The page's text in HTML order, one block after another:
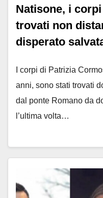
Natisone, i
trovati non
disperato
I corpi di Patrizia
anni, sono stati trovati
dal ponte Romano da
l’ultima volta…